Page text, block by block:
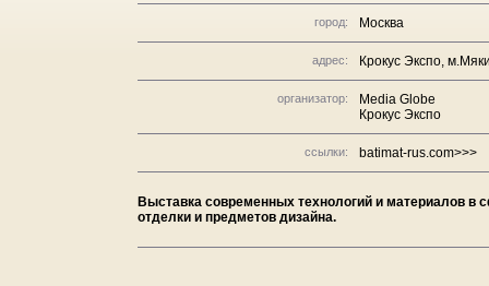
город: Москва
адрес: Крокус Экспо,
организатор:
Media Globe
Крокус Экспо
ссылки: batimat-rus.com>>>
Выставка современных технологий и материалов в
отделки и предметов дизайна.